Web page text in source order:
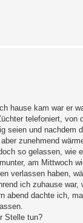
hause kam war er
telefoniert,
seien und nachdem
zunehmend
so gelassen, wie
am Mittwoch
verlassen haben,
ich zuhause
abend dachte ich,
Stelle tun?